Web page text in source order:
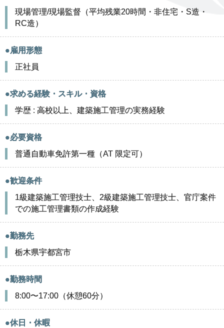
現場管理/現場監督（平均残業20時間・非住宅・S造・
RC造）
●雇用形態
正社員
●求める経験・スキル・資格
学歴 : 高校以上、建築施工管理の実務経験
●必要資格
普通自動車免許第一種（AT 限定可）
●歓迎条件
1級建築施工管理技士、2級建築施工管理技士、官庁案件
での施工管理書類の作成経験
●勤務先
栃木県宇都宮市
●勤務時間
8:00〜17:00（休憩60分）
●休日・休暇